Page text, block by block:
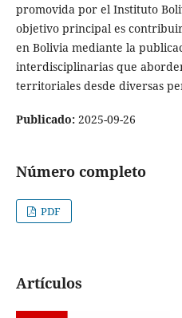
promovida por el Instituto
objetivo principal es
en Bolivia mediante la
interdisciplinarias que
territoriales desde diversas
Publicado: 2025-09-26
Número completo
PDF
Artículos